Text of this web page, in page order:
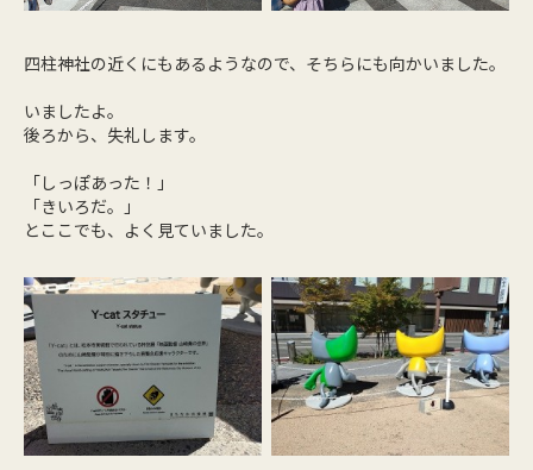
四柱神社の近くにもあるようなので、そちらにも向かいました。
いましたよ。
後ろから、失礼します。
「しっぽあった！」
「きいろだ。」
とここでも、よく見ていました。